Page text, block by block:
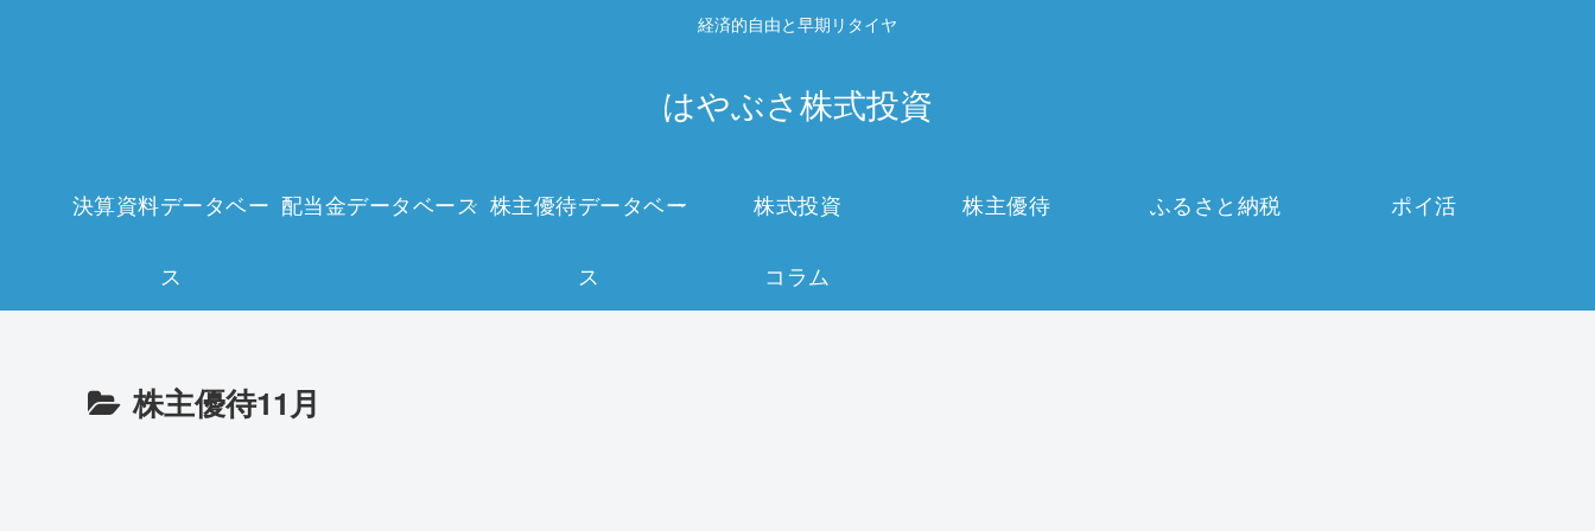
経済的自由と早期リタイヤ
はやぶさ株式投資
決算資料データベー
ス
配当金データベース 株主優待データベー
ス
株式投資 株主優待 ふるさと納税 ポイ活
コラム
株主優待11月